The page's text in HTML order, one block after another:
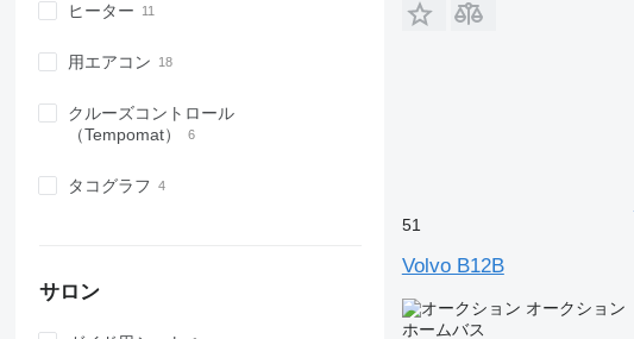
ヒーター
用エアコン
クルーズコントロール
（Tempomat）
タコグラフ
サロン
51
Volvo B12B
オークション
ホームバス